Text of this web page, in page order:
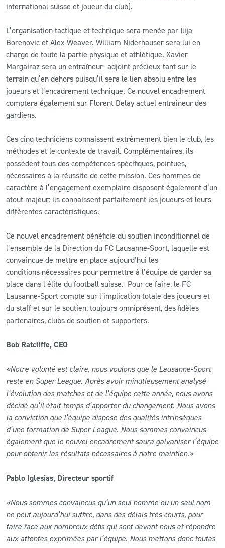
international suisse et joueur du club).
L’organisation tactique et technique sera menée par Ilija
Borenovic et Alex Weaver. William Niderhauser sera lui en
charge de toute la partie physique et athlétique. Xavier
Margairaz sera un entraîneur- adjoint précieux tant sur le
terrain qu’en dehors puisqu’il sera le lien absolu entre les
joueurs et l’encadrement technique. Ce nouvel encadrement
comptera également sur Florent Delay actuel entraîneur des
gardiens.
Ces cinq techniciens connaissent extrêmement bien le club, les
méthodes et le contexte de travail. Complémentaires, ils
possèdent tous des compétences spécifiques, pointues,
nécessaires à la réussite de cette mission. Ces hommes de
caractère à l’engagement exemplaire disposent également d’un
atout majeur: ils connaissent parfaitement les joueurs et leurs
différentes caractéristiques.
Ce nouvel encadrement bénéficie du soutien inconditionnel de
l’ensemble de la Direction du FC Lausanne-Sport, laquelle est
convaincue de mettre en place aujourd’hui les
conditions nécessaires pour permettre à l’équipe de garder sa
place dans l’élite du football suisse. Pour ce faire, le FC
Lausanne-Sport compte sur l’implication totale des joueurs et
du staff et sur le soutien, toujours omniprésent, des fidèles
partenaires, clubs de soutien et supporters.
Bob Ratcliffe, CEO
«Notre volonté est claire, nous voulons que le Lausanne-Sport
reste en Super League. Après avoir minutieusement analysé
l’évolution des matches et de l’équipe cette année, nous avons
décidé qu’il était temps d’apporter du changement. Nous avons
la conviction que l’équipe dispose des qualités intrinsèques
d’une formation de Super League. Nous sommes convaincus
également que le nouvel encadrement saura galvaniser l’équipe
pour obtenir les résultats nécessaires à notre maintien.»
Pablo Iglesias, Directeur sportif
«Nous sommes convaincus qu’un seul homme ou un seul nom
ne peut aujourd’hui suffire, dans des délais très courts, pour
faire face aux nombreux défis qui sont devant nous et répondre
aux attentes exprimées par l’équipe. Nous mettons donc toutes